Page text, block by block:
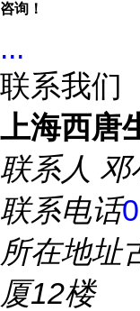
咨询！
...
联系我们
上海西唐
联系人 邓
联系电话
所在地址
厦12楼